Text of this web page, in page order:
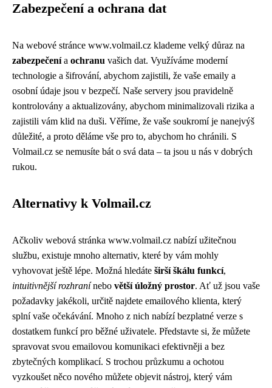
Zabezpečení a ochrana dat
Na webové stránce www.volmail.cz klademe velký důraz na
zabezpečenía ochranu vašich dat. Využíváme moderní
technologie a šifrování, abychom zajistili, že vaše emaily a
osobní údaje jsou v bezpečí. Naše servery jsou pravidelně
kontrolovány a aktualizovány, abychom minimalizovali rizika a
zajistili vám klid na duši. Věříme, že vaše soukromí je nanejvýš
důležité, a proto děláme vše pro to, abychom ho chránili. S
Volmail.cz se nemusíte bát o svá data – ta jsou u nás v dobrých
rukou.
Alternativy k Volmail.cz
Ačkoliv webová stránka www.volmail.cz nabízí užitečnou
službu, existuje mnoho alternativ, které by vám mohly
vyhovovat ještě lépe. Možná hledáte širší škálu funkcí,
intuitivnější rozhranínebo větší úložný prostor. Ať už jsou vaše
požadavky jakékoli, určitě najdete emailového klienta, který
splní vaše očekávání. Mnoho z nich nabízí bezplatné verze s
dostatkem funkcí pro běžné uživatele. Představte si, že můžete
spravovat svou emailovou komunikaci efektivněji a bez
zbytečných komplikací. S trochou průzkumu a ochotou
vyzkoušet něco nového můžete objevit nástroj, který vám